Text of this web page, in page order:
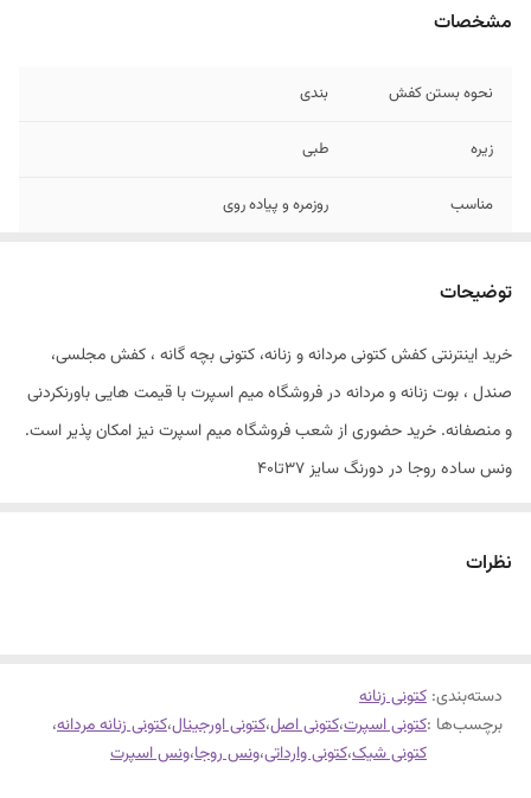
مشخصات
نحوه بستن کفش بندی
زیره طبی
مناسب روزمره و پیاده روی
توضیحات
خرید اینترنتی کفش کتونی مردانه و زنانه، کتونی بچه گانه ، کفش مجلسی،
صندل ، بوت زنانه و مردانه در فروشگاه میم اسپرت با قیمت هایی باورنکردنی
و منصفانه. خرید حضوری از شعب فروشگاه میم اسپرت نیز امکان پذیر است.
ونس ساده روجا در دورنگ سایز ۳۷تا۴۰
نظرات
دسته‌بندی: کتونی زنانه
برچسب‌ها :کتونی اسپرت،کتونی اصل،کتونی اورجینال،کتونی زنانه مردانه،
کتونی شیک،کتونی وارداتی،ونس روجا،ونس اسپرت